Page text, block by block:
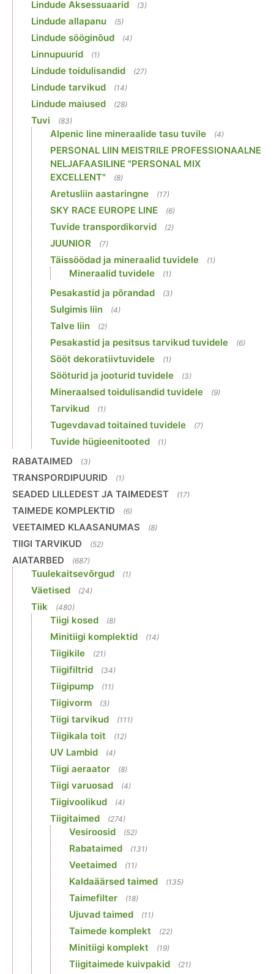
Lindude Aksessuaarid (3)
Lindude allapanu (5)
Lindude sööginõud (4)
Linnupuurid (1)
Lindude toidulisandid (27)
Lindude tarvikud (14)
Lindude maiused (28)
Tuvi (83)
Alpenic line mineraalide tasu tuvile (4)
PERSONAL LIIN MEISTRILE PROFESSIONAALNE
NELJAFAASILINE "PERSONAL MIX
EXCELLENT"
(8)
Aretusliin aastaringne (17)
SKY RACE EUROPE LINE (6)
Tuvide transpordikorvid (2)
JUUNIOR (7)
Täissöödad ja mineraalid tuvidele (1)
Mineraalid tuvidele (1)
Pesakastid ja põrandad (3)
Sulgimis liin (4)
Talve liin (2)
Pesakastid ja pesitsus tarvikud tuvidele (6)
Sööt dekoratiivtuvidele (1)
Sööturid ja jooturid tuvidele (3)
Mineraalsed toidulisandid tuvidele (9)
Tarvikud (1)
Tugevdavad toitained tuvidele (7)
Tuvide hügieenitooted (1)
RABATAIMED (3)
TRANSPORDIPUURID (1)
SEADED LILLEDEST JA TAIMEDEST (17)
TAIMEDE KOMPLEKTID (6)
VEETAIMED KLAASANUMAS (8)
TIIGI TARVIKUD (52)
AIATARBED (687)
Tuulekaitsevõrgud (1)
Väetised (24)
Tiik (480)
Tiigi kosed (8)
Minitiigi komplektid (14)
Tiigikile (21)
Tiigifiltrid (34)
Tiigipump (11)
Tiigivorm (3)
Tiigi tarvikud (111)
Tiigikala toit (12)
UV Lambid (4)
Tiigi aeraator (8)
Tiigi varuosad (4)
Tiigivoolikud (4)
Tiigitaimed (274)
Vesiroosid (52)
Rabataimed (131)
Veetaimed (11)
Kaldaäärsed taimed (135)
Taimefilter (18)
Ujuvad taimed (11)
Taimede komplekt (22)
Minitiigi komplekt (19)
Tiigitaimede kuivpakid (21)